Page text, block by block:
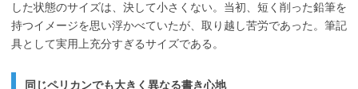
した状態のサイズは、決して小さくない。当初、短く削った鉛筆を
持つイメージを思い浮かべていたが、取り越し苦労であった。筆記
具として実用上充分すぎるサイズである。
同じペリカンでも大きく異なる書き心地